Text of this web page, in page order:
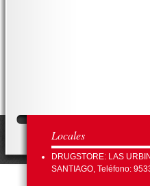
Locales
DRUGSTORE: LAS
SANTIAGO, Teléfono: